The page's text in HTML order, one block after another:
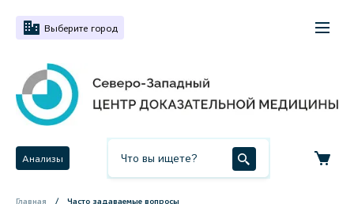
Выберите город
Анализы
Главная Часто задаваемые вопросы